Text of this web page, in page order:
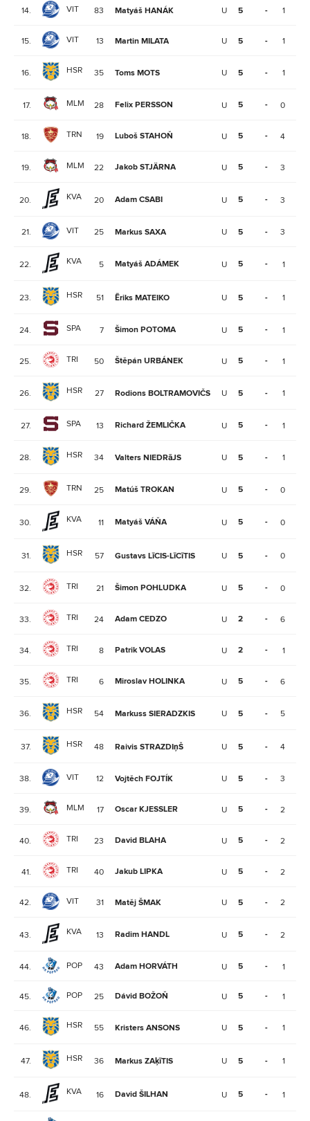
14. VIT 83 Matyáš HANÁK U 5 - 1
15. VIT 13 Martin MILATA U 5 - 1
16. HSR 35 Toms MOTS U 5 - 1
17. MLM 28 Felix PERSSON U 5 - 0
18. TRN 19 Luboš STAHOŇ U 5 - 4
19. MLM 22 Jakob STJÄRNA U 5 - 3
20. KVA 20 Adam CSABI U 5 - 3
21. VIT 25 Markus SAXA U 5 - 3
22. KVA 5 Matyáš ADÁMEK U 5 - 1
23. HSR 51 Ēriks MATEIKO U 5 - 1
24. SPA 7 Šimon POTOMA U 5 - 1
25. TRI 50 Štěpán URBÁNEK U 5 - 1
26. HSR 27 Rodions BOLTRAMOVIČS U 5 - 1
27. SPA 13 Richard ŽEMLIČKA U 5 - 1
28. HSR 34 Valters NIEDRāJS U 5 - 1
29. TRN 25 Matúš TROKAN U 5 - 0
30. KVA 11 Matyáš VÁŇA U 5 - 0
31. HSR 57 Gustavs LīCIS-LīCīTIS U 5 - 0
32. TRI 21 Šimon POHLUDKA U 5 - 0
33. TRI 24 Adam CEDZO U 2 - 6
34. TRI 8 Patrik VOLAS U 2 - 1
35. TRI 6 Miroslav HOLINKA U 5 - 6
36. HSR 54 Markuss SIERADZKIS U 5 - 5
37. HSR 48 Raivis STRAZDIņŠ U 5 - 4
38. VIT 12 Vojtěch FOJTÍK U 5 - 3
39. MLM 17 Oscar KJESSLER U 5 - 2
40. TRI 23 David BLAHA U 5 - 2
41. TRI 40 Jakub LIPKA U 5 - 2
42. VIT 31 Matěj ŠMAK U 5 - 2
43. KVA 13 Radim HANDL U 5 - 2
44. POP 43 Adam HORVÁTH U 5 - 1
45. POP 25 Dávid BOŽOŇ U 5 - 1
46. HSR 55 Kristers ANSONS U 5 - 1
47. HSR 36 Markus ZAķīTIS U 5 - 1
48. KVA 16 David ŠILHAN U 5 - 1